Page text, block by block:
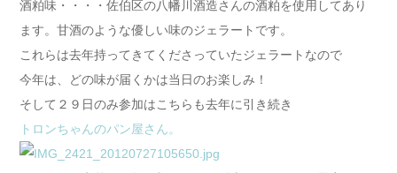
酒粕味・・・・佐伯区の八幡川酒造さんの酒粕を使用してあり
ます。甘酒のような優しい味のジェラートです。
これらは去年持ってきてくださっていたジェラートなので
今年は、どの味が届くかは当日のお楽しみ！
そして２９日のみ参加はこちらも去年に引き続き
トロンちゃんのパン屋さん。